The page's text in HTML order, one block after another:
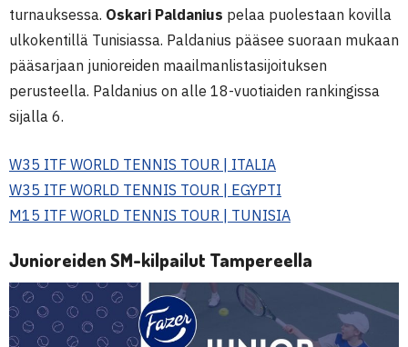
turnauksessa. Oskari Paldanius pelaa puolestaan kovilla
ulkokentillä Tunisiassa. Paldanius pääsee suoraan mukaan
pääsarjaan junioreiden maailmanlistasijoituksen
perusteella. Paldanius on alle 18-vuotiaiden rankingissa
sijalla 6.
W35 ITF WORLD TENNIS TOUR | ITALIA
W35 ITF WORLD TENNIS TOUR | EGYPTI
M15 ITF WORLD TENNIS TOUR | TUNISIA
Junioreiden SM-kilpailut Tampereella